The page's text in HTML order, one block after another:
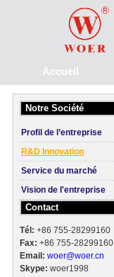
Accueil
Notre Société
Profil de l’entreprise
R&D Innovation
Service du marché
Vision de l'entreprise
Contact
Tél: +86 755-28299160
Fax: +86 755-28299160
Email: woer@woer.cn
Skype: woer1998